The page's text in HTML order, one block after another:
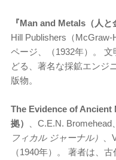
『Man and Metals（人と
Hill Publishers（
ページ、（1932年）。
どる、著名な採鉱エンジ
版物。
The Evidence of Ancient
拠）
、C.E.N. Bromehead、
フィカル ジャーナル）
（1940年）。 著者は、